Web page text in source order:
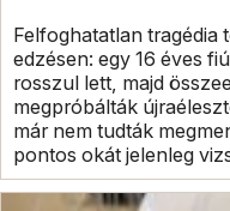
Felfoghatatlan tragédia
edzésen: egy 16 éves
rosszul lett, majd
megpróbálták
már nem tudták
pontos okát jelenleg